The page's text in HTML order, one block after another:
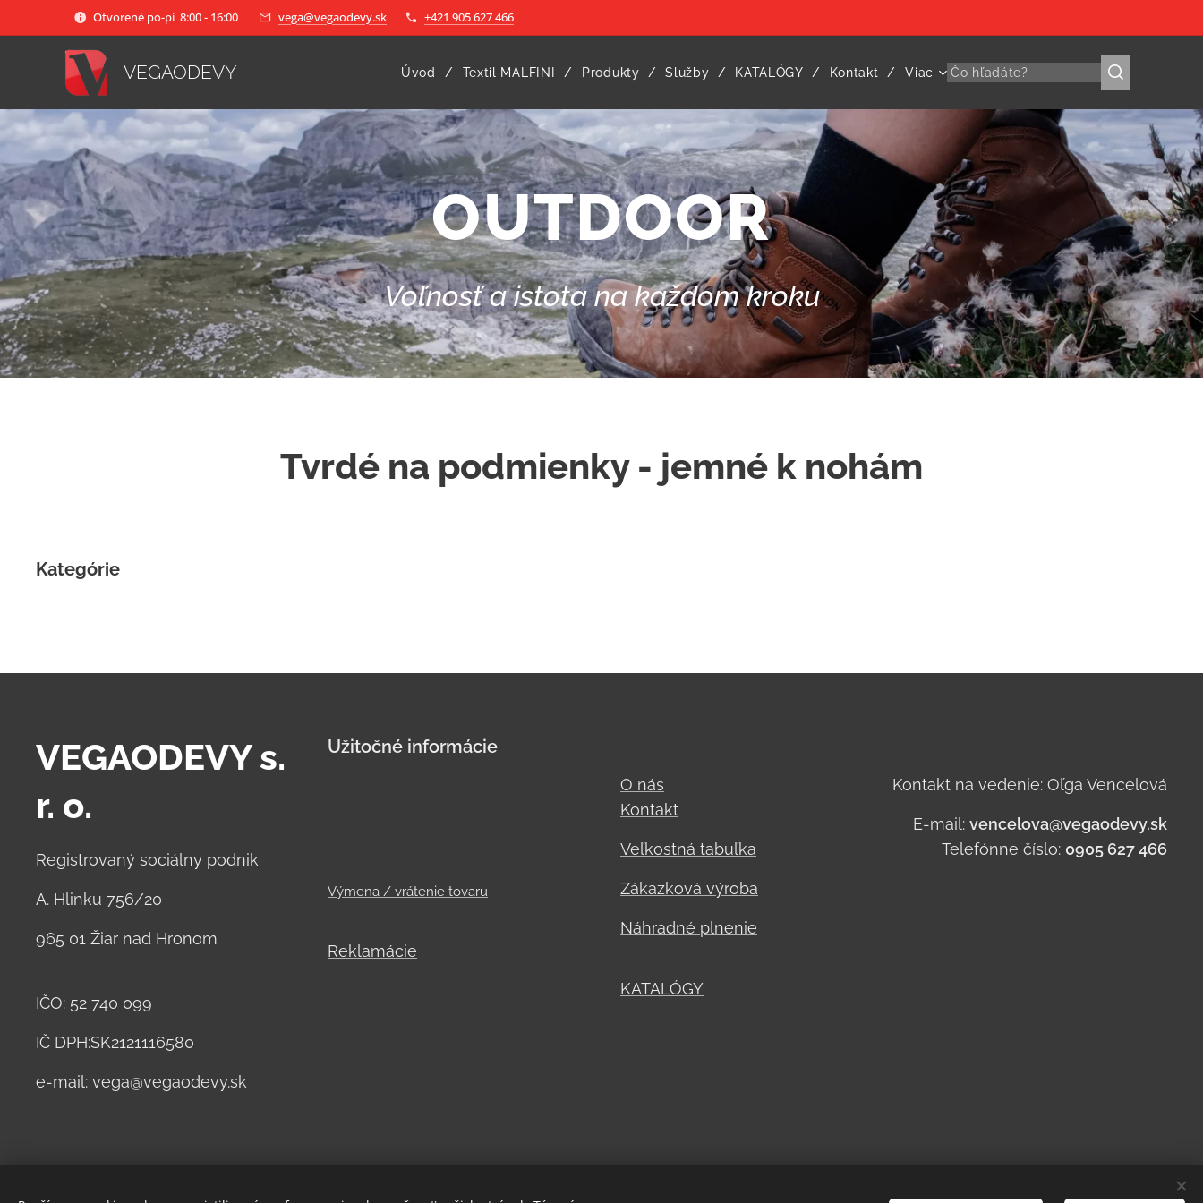
Otvorené po-pi 8:00 - 16:00 vega@vegaodevy.sk +421 905 627 466
VEGAODEVY Úvod Textil MALFINI Produkty Služby KATALÓGY Kontakt Viac
OUTDOOR
Voľnosť a istota na každom kroku
Tvrdé na podmienky - jemné k nohám
Kategórie
VEGAODEVY s.
r. o.
Registrovaný sociálny podnik
A. Hlinku 756/20
965 01 Žiar nad Hronom
IČO: 52 740 099
IČ DPH:SK2121116580
e-mail: vega@vegaodevy.sk
Užitočné informácie
Výmena / vrátenie tovaru
Reklamácie
O nás
Kontakt
Veľkostná tabuľka
Zákazková výroba
Náhradné plnenie
KATALÓGY
Kontakt na vedenie: Oľga Vencelová
E-mail: vencelova@vegaodevy.sk
Telefónne číslo: 0905 627 466